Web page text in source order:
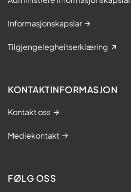
Informasjonskapslar
Tilgjengelegheitserklæring
KONTAKTINFORMASJON
Kontakt oss
Mediekontakt
FØLG OSS